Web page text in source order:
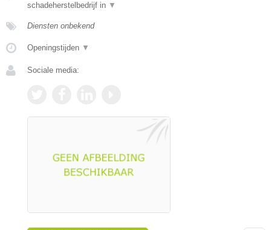
schadeherstelbedrijf in ▼
Diensten onbekend
Openingstijden ▼
Sociale media: